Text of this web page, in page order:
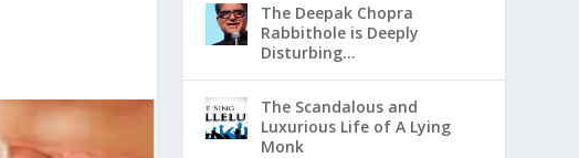
The Deepak Chopra
Rabbithole is Deeply
Disturbing…
The Scandalous and
Luxurious Life of A Lying
Monk